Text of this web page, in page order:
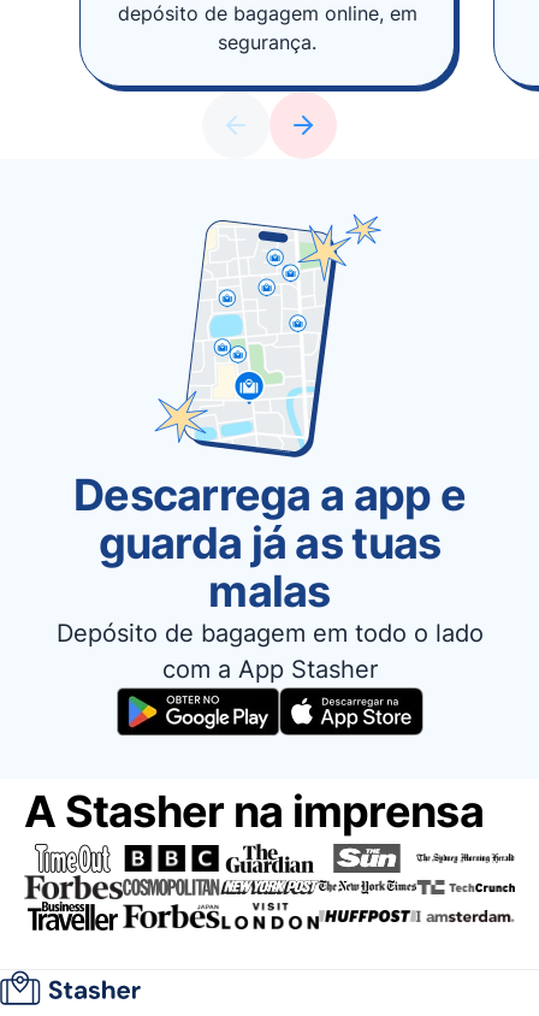
depósito de bagagem online, em
segurança.
Descarrega a app e
guarda já as tuas
malas
Depósito de bagagem em todo o lado
com a App Stasher
A Stasher na imprensa